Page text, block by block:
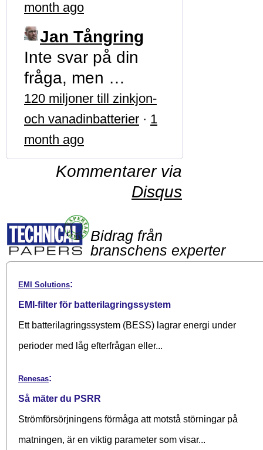
month ago
Jan Tångring
Inte svar på din
fråga, men …
120 miljoner till zinkjon-
och vanadinbatterier · 1
month ago
Kommentarer via
Disqus
Bidrag från
branschens experter
EMI Solutions:
EMI-filter för batterilagringssystem
Ett batterilagringssystem (BESS) lagrar energi under
perioder med låg efterfrågan eller...
Renesas:
Så mäter du PSRR
Strömförsörjningens förmåga att motstå störningar på
matningen, är en viktig parameter som visar...